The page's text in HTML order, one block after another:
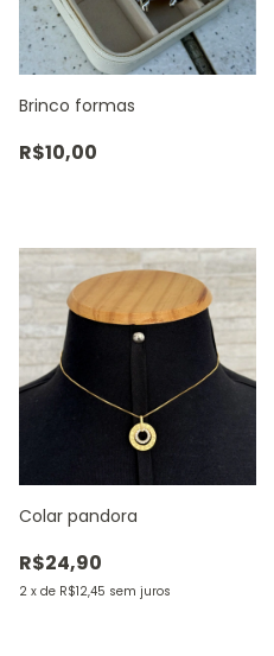
Brinco formas
R$10,00
Colar pandora
R$24,90
2 x de R$12,45 sem juros